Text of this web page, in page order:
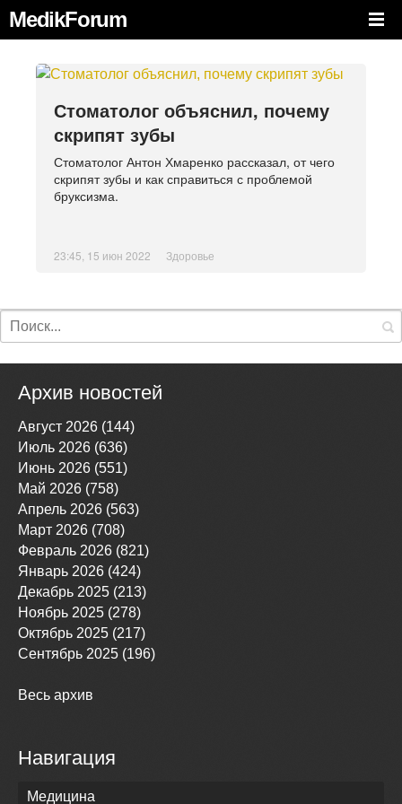
MedikForum
Стоматолог объяснил, почему
скрипят зубы
Стоматолог Антон Хмаренко рассказал, от чего
скрипят зубы и как справиться с проблемой
бруксизма.
23:45, 15 июн 2022 Здоровье
Архив новостей
Август 2026 (144)
Июль 2026 (636)
Июнь 2026 (551)
Май 2026 (758)
Апрель 2026 (563)
Март 2026 (708)
Февраль 2026 (821)
Январь 2026 (424)
Декабрь 2025 (213)
Ноябрь 2025 (278)
Октябрь 2025 (217)
Сентябрь 2025 (196)
Весь архив
Навигация
Медицина